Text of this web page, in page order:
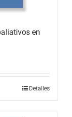
en
Detalles